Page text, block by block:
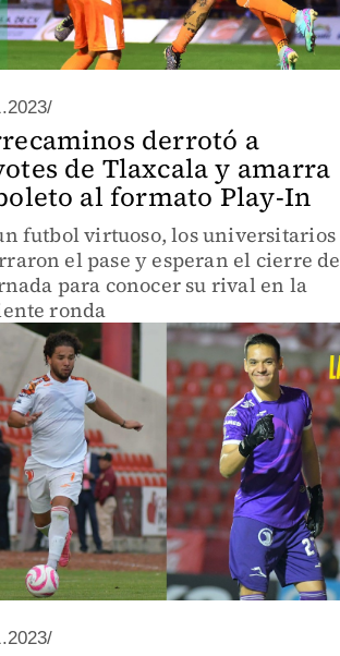
derrotó a
de Tlaxcala y amarra
al formato Play-In
futbol virtuoso, los universitarios
el pase y esperan el cierre de
para conocer su rival en la
ronda